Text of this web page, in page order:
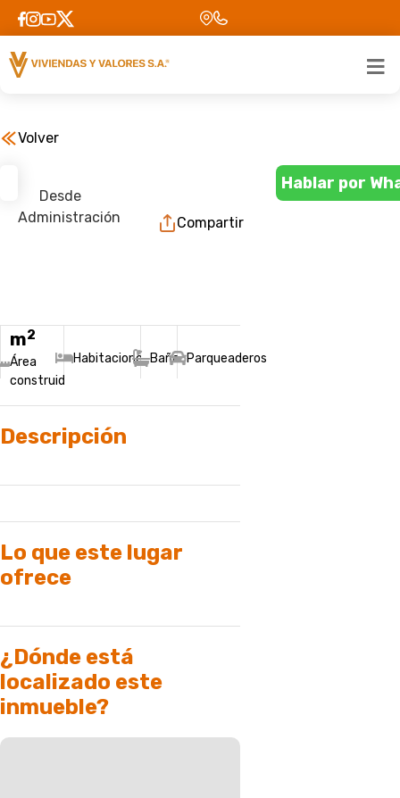
Volver
Desde
Administración
Compartir
m2
Área
construida
HabitacionesBañosParqueaderos
Descripción
Lo que este lugar
ofrece
¿Dónde está
localizado este
inmueble?
Hablar por